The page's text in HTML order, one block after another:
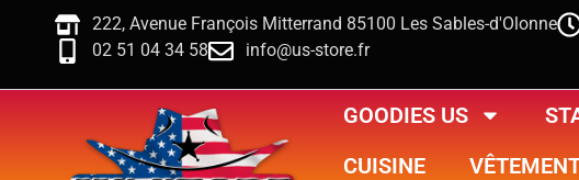
222, Avenue François Mitterrand 85100 Les Sables-d'Olonne
02 51 04 34 58
info@us-store.fr
GOODIES US
CUISINE